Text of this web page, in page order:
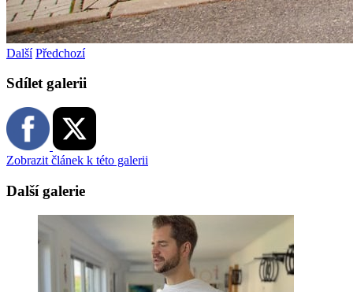
Další Předchozí
Sdílet galerii
Zobrazit článek k této galerii
Další galerie